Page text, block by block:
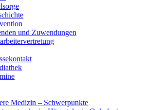
und Zuwendungen
Medizin – Schwerpunkte